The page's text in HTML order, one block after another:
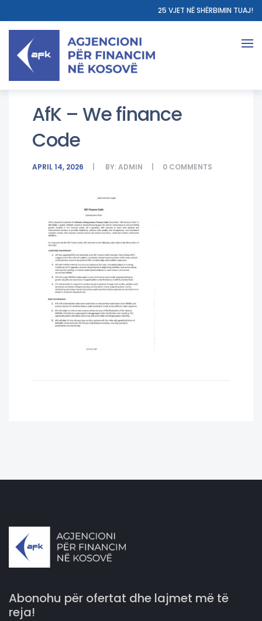
25 VJET NË SHËRBIMIN TUAJ!
AfK – We finance
Code
APRIL 14, 2026 BY:ADMIN 0 COMMENTS
Abonohu për ofertat dhe lajmet më të
reja!